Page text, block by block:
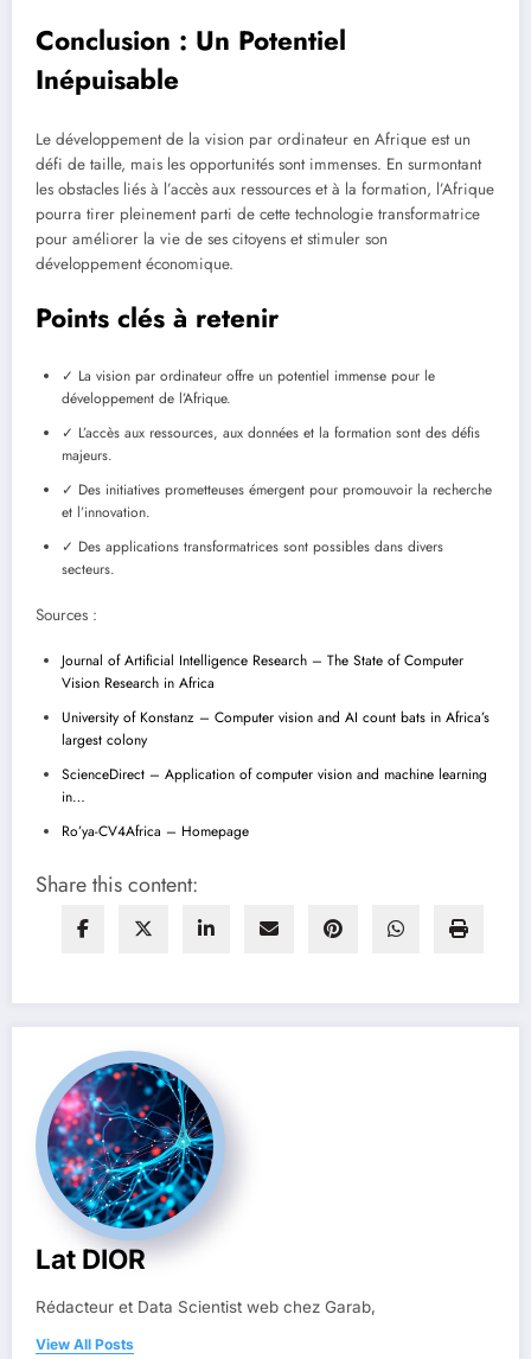
Conclusion : Un Potentiel
Inépuisable
Le développement de la vision par ordinateur en Afrique est un
défi de taille, mais les opportunités sont immenses. En surmontant
les obstacles liés à l’accès aux ressources et à la formation, l’Afrique
pourra tirer pleinement parti de cette technologie transformatrice
pour améliorer la vie de ses citoyens et stimuler son
développement économique.
Points clés à retenir
✓ La vision par ordinateur offre un potentiel immense pour le
développement de l’Afrique.
✓ L’accès aux ressources, aux données et la formation sont des défis
majeurs.
✓ Des initiatives prometteuses émergent pour promouvoir la recherche
et l’innovation.
✓ Des applications transformatrices sont possibles dans divers
secteurs.
Sources :
Journal of Artificial Intelligence Research – The State of Computer
Vision Research in Africa
University of Konstanz – Computer vision and AI count bats in Africa’s
largest colony
ScienceDirect – Application of computer vision and machine learning
in…
Ro’ya-CV4Africa – Homepage
Share this content:
Lat DIOR
Rédacteur et Data Scientist web chez Garab,
View All Posts